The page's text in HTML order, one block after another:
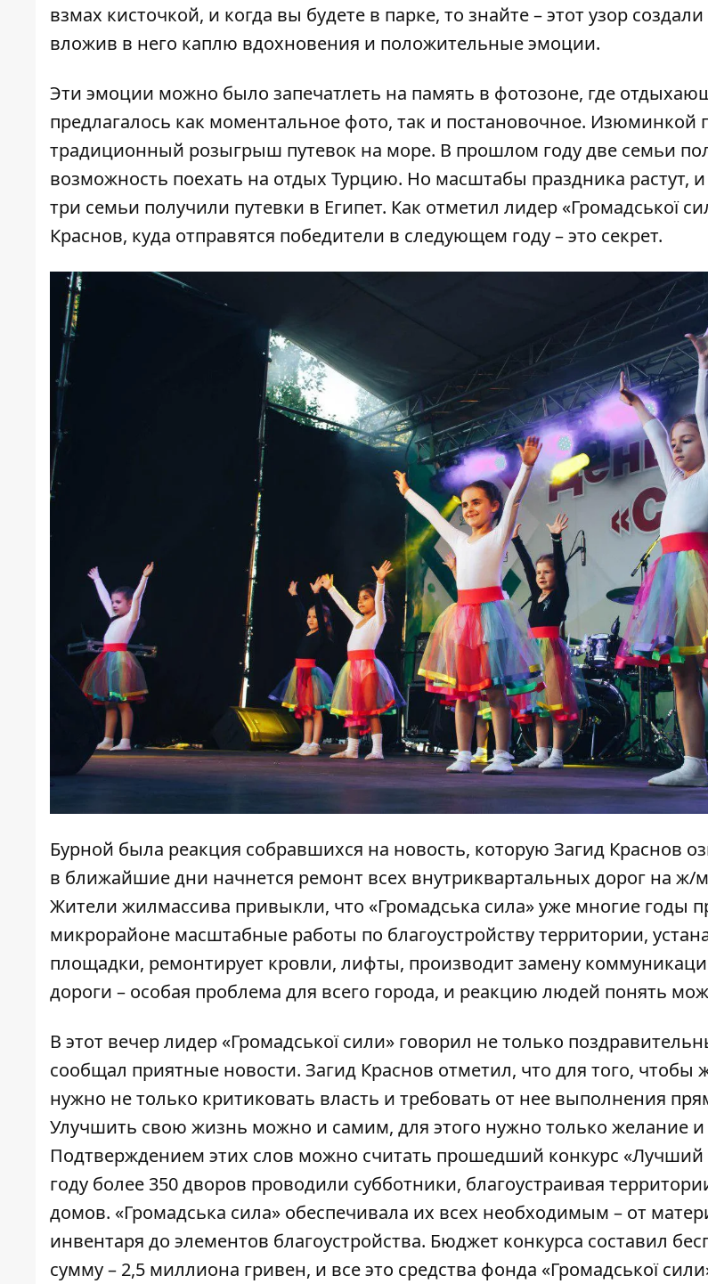
взмах кисточкой, и когда вы будете в парке, то знайте – этот узор создали
вложив в него каплю вдохновения и положительные эмоции.
Эти эмоции можно было запечатлеть на память в фотозоне, где
предлагалось как моментальное фото, так и постановочное. Изюминкой
традиционный розыгрыш путевок на море. В прошлом году две семьи
возможность поехать на отдых Турцию. Но масштабы праздника растут, и
три семьи получили путевки в Египет. Как отметил лидер «Громадської
Краснов, куда отправятся победители в следующем году – это секрет.
Бурной была реакция собравшихся на новость, которую Загид Краснов
в ближайшие дни начнется ремонт всех внутриквартальных дорог на ж/
Жители жилмассива привыкли, что «Громадська сила» уже многие годы
микрорайоне масштабные работы по благоустройству территории,
площадки, ремонтирует кровли, лифты, производит замену
дороги – особая проблема для всего города, и реакцию людей понять
В этот вечер лидер «Громадської сили» говорил не только
сообщал приятные новости. Загид Краснов отметил, что для того, чтобы
нужно не только критиковать власть и требовать от нее выполнения
Улучшить свою жизнь можно и самим, для этого нужно только желание и
Подтверждением этих слов можно считать прошедший конкурс «Лучший
году более 350 дворов проводили субботники, благоустраивая
домов. «Громадська сила» обеспечивала их всех необходимым – от
инвентаря до элементов благоустройства. Бюджет конкурса составил
сумму – 2,5 миллиона гривен, и все это средства фонда «Громадської